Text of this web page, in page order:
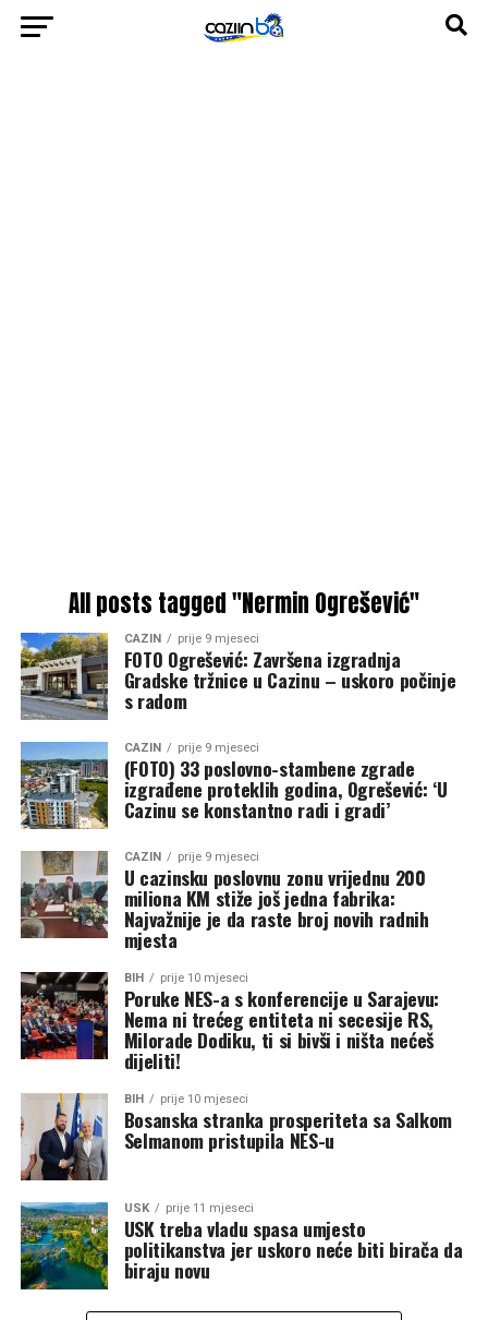
All posts tagged "Nermin Ogrešević"
CAZIN prije 9 mjeseci
FOTO Ogrešević: Završena izgradnja
Gradske tržnice u Cazinu – uskoro počinje
s radom
CAZIN prije 9 mjeseci
(FOTO) 33 poslovno-stambene zgrade
izgrađene proteklih godina, Ogrešević: ‘U
Cazinu se konstantno radi i gradi’
CAZIN prije 9 mjeseci
U cazinsku poslovnu zonu vrijednu 200
miliona KM stiže još jedna fabrika:
Najvažnije je da raste broj novih radnih
mjesta
BIH prije 10 mjeseci
Poruke NES-a s konferencije u Sarajevu:
Nema ni trećeg entiteta ni secesije RS,
Milorade Dodiku, ti si bivši i ništa nećeš
dijeliti!
BIH prije 10 mjeseci
Bosanska stranka prosperiteta sa Salkom
Selmanom pristupila NES-u
USK prije 11 mjeseci
USK treba vladu spasa umjesto
politikanstva jer uskoro neće biti birača da
biraju novu